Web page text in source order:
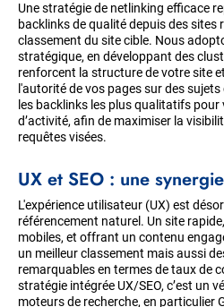
Une stratégie de netlinking efficace
backlinks de qualité depuis des sites
classement du site cible. Nous
stratégique, en développant des
renforcent la structure de votre site
l'autorité de vos pages sur des
les backlinks les plus qualitatifs
d’activité, afin de maximiser la
requêtes visées.
UX et SEO : une
L'expérience utilisateur (UX) est
référencement naturel. Un site
mobiles, et offrant un contenu
un meilleur classement mais aussi
remarquables en termes de taux de
stratégie intégrée UX/SEO, c’est un
moteurs de recherche, en particulier